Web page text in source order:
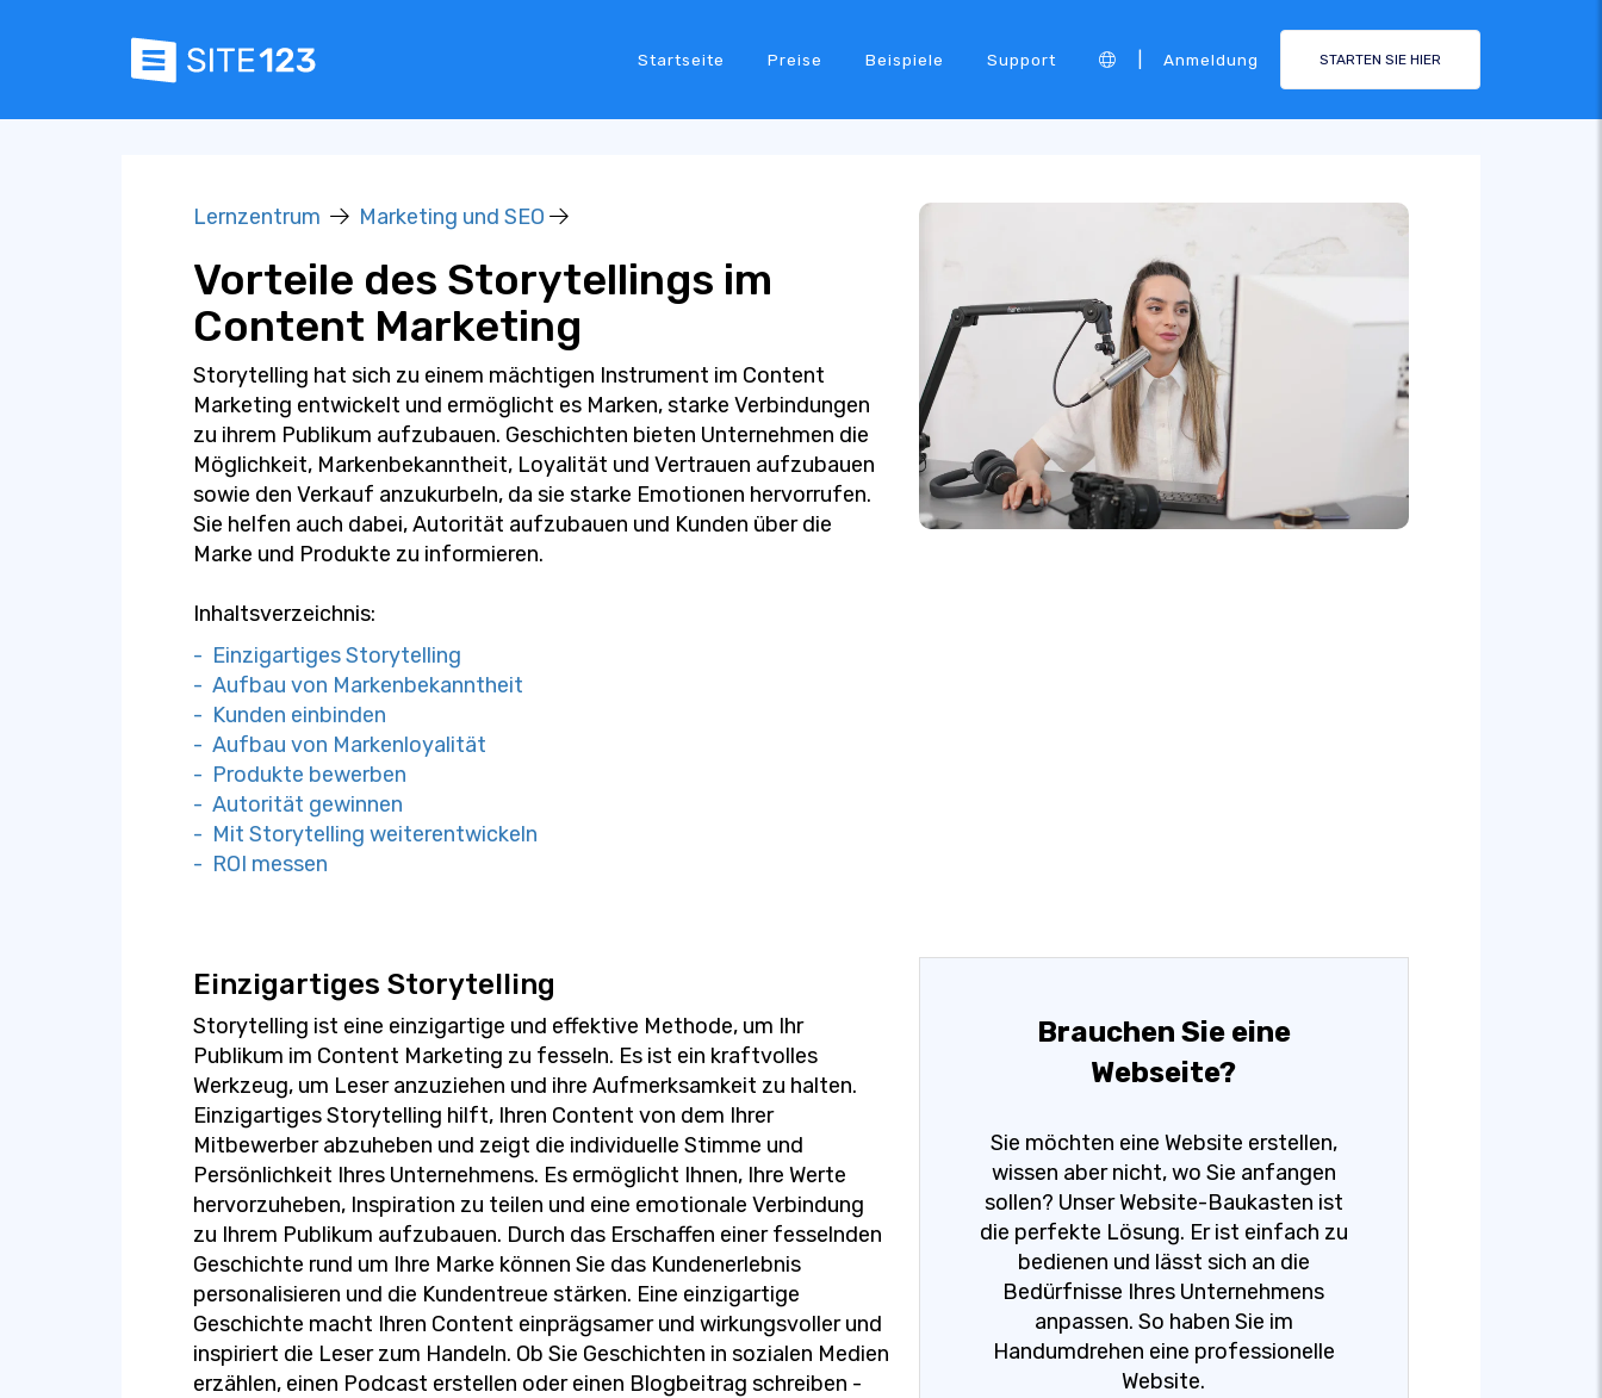
Startseite Preise Beispiele Support Anmeldung STARTEN SIE HIER
Lernzentrum Marketing und SEO
Vorteile des Storytellings im
Content Marketing
Storytelling hat sich zu einem mächtigen Instrument im Content
Marketing entwickelt und ermöglicht es Marken, starke Verbindungen
zu ihrem Publikum aufzubauen. Geschichten bieten Unternehmen die
Möglichkeit, Markenbekanntheit, Loyalität und Vertrauen aufzubauen
sowie den Verkauf anzukurbeln, da sie starke Emotionen hervorrufen.
Sie helfen auch dabei, Autorität aufzubauen und Kunden über die
Marke und Produkte zu informieren.
Inhaltsverzeichnis:
- Einzigartiges Storytelling
- Aufbau von Markenbekanntheit
- Kunden einbinden
- Aufbau von Markenloyalität
- Produkte bewerben
- Autorität gewinnen
- Mit Storytelling weiterentwickeln
- ROI messen
Einzigartiges Storytelling
Storytelling ist eine einzigartige und effektive Methode, um Ihr
Publikum im Content Marketing zu fesseln. Es ist ein kraftvolles
Werkzeug, um Leser anzuziehen und ihre Aufmerksamkeit zu halten.
Einzigartiges Storytelling hilft, Ihren Content von dem Ihrer
Mitbewerber abzuheben und zeigt die individuelle Stimme und
Persönlichkeit Ihres Unternehmens. Es ermöglicht Ihnen, Ihre Werte
hervorzuheben, Inspiration zu teilen und eine emotionale Verbindung
zu Ihrem Publikum aufzubauen. Durch das Erschaffen einer fesselnden
Geschichte rund um Ihre Marke können Sie das Kundenerlebnis
personalisieren und die Kundentreue stärken. Eine einzigartige
Geschichte macht Ihren Content einprägsamer und wirkungsvoller und
inspiriert die Leser zum Handeln. Ob Sie Geschichten in sozialen Medien
erzählen, einen Podcast erstellen oder einen Blogbeitrag schreiben -
Brauchen Sie eine
Webseite?
Sie möchten eine Website erstellen,
wissen aber nicht, wo Sie anfangen
sollen? Unser Website-Baukasten ist
die perfekte Lösung. Er ist einfach zu
bedienen und lässt sich an die
Bedürfnisse Ihres Unternehmens
anpassen. So haben Sie im
Handumdrehen eine professionelle
Website.